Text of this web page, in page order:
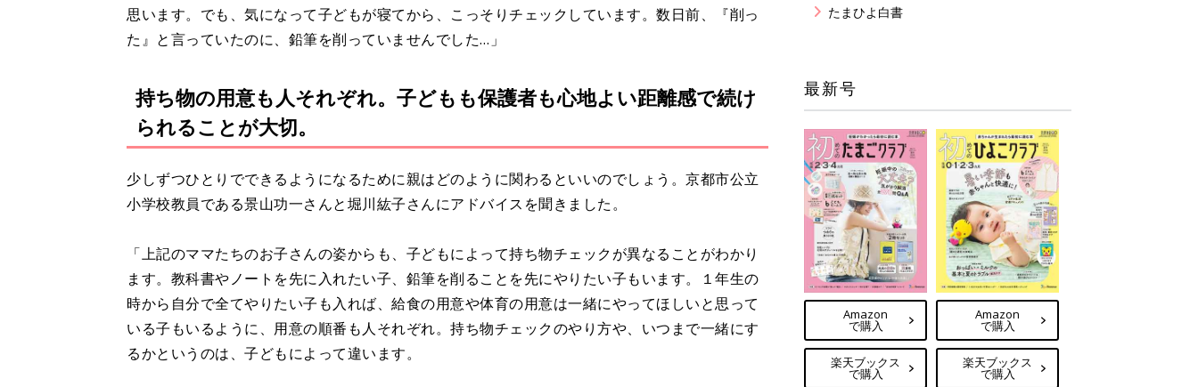
思います。でも、気になって子どもが寝てから、こっそりチェックしています。数日前、『削っ
た』と言っていたのに、鉛筆を削っていませんでした…」
持ち物の用意も人それぞれ。子どもも保護者も心地よい距離感で続け
られることが大切。
少しずつひとりでできるようになるために親はどのように関わるといいのでしょう。京都市公立
小学校教員である景山功一さんと堀川紘子さんにアドバイスを聞きました。
「上記のママたちのお子さんの姿からも、子どもによって持ち物チェックが異なることがわかり
ます。教科書やノートを先に入れたい子、鉛筆を削ることを先にやりたい子もいます。１年生の
時から自分で全てやりたい子も入れば、給食の用意や体育の用意は一緒にやってほしいと思って
いる子もいるように、用意の順番も人それぞれ。持ち物チェックのやり方や、いつまで一緒にす
るかというのは、子どもによって違います。
たまひよ白書
最新号
Amazon
で購入
楽天ブックス
で購入
Amazon
で購入
楽天ブックス
で購入